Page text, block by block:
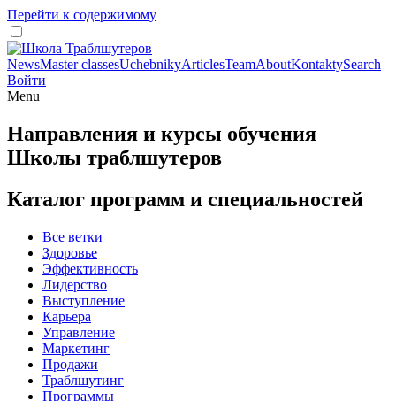
Перейти к содержимому
NewsMaster classesUchebnikyArticlesTeamAboutKontaktySearch
Войти
Menu
Направления и курсы обучения
Школы траблшутеров
Каталог программ и специальностей
Все ветки
Здоровье
Эффективность
Лидерство
Выступление
Карьера
Управление
Маркетинг
Продажи
Траблшутинг
Программы